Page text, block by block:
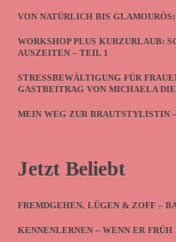
VON NATÜRLICH BIS
WORKSHOP PLUS KURZURLAUB:
AUSZEITEN – TEIL 1
STRESSBEWÄLTIGUNG FÜR
GASTBEITRAG VON MICHAELA
MEIN WEG ZUR BRAUTSTYLISTIN
Jetzt Beliebt
FREMDGEHEN, LÜGEN & ZOFF –
KENNENLERNEN – WENN ER